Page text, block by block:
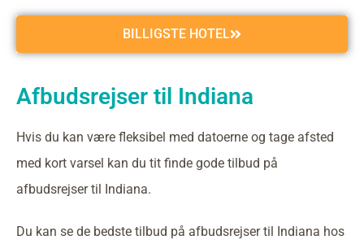
BILLIGSTE HOTEL
Afbudsrejser til Indiana
Hvis du kan være fleksibel med datoerne og tage afsted
med kort varsel kan du tit finde gode tilbud på
afbudsrejser til Indiana.
Du kan se de bedste tilbud på afbudsrejser til Indiana hos